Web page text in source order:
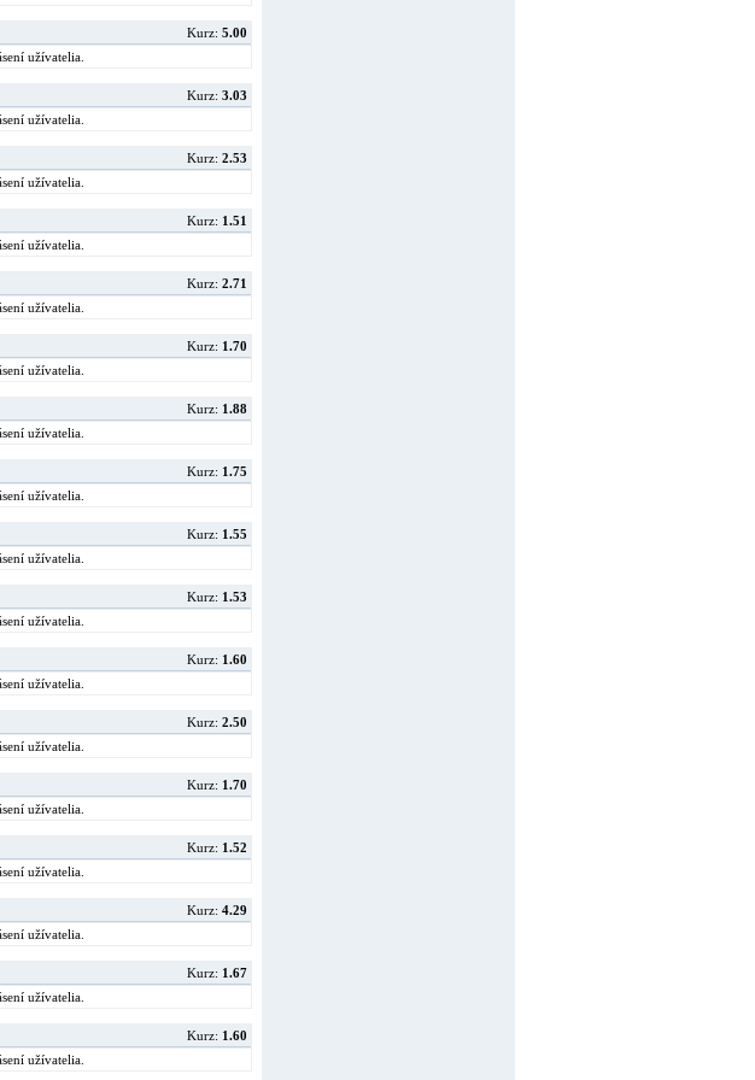
Kurz: 5.00
užívatelia.
Kurz: 3.03
užívatelia.
Kurz: 2.53
užívatelia.
Kurz: 1.51
užívatelia.
Kurz: 2.71
užívatelia.
Kurz: 1.70
užívatelia.
Kurz: 1.88
užívatelia.
Kurz: 1.75
užívatelia.
Kurz: 1.55
užívatelia.
Kurz: 1.53
užívatelia.
Kurz: 1.60
užívatelia.
Kurz: 2.50
užívatelia.
Kurz: 1.70
užívatelia.
Kurz: 1.52
užívatelia.
Kurz: 4.29
užívatelia.
Kurz: 1.67
užívatelia.
Kurz: 1.60
užívatelia.